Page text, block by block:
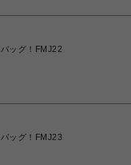
ッグ！FMJ22
ッグ！FMJ23